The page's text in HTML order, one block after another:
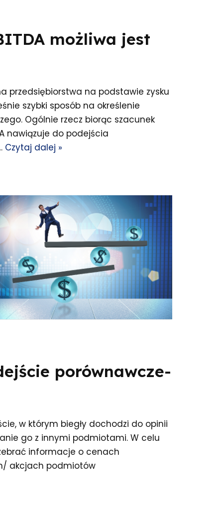
możliwa jest
przedsiębiorstwa na podstawie zysku
szybki sposób na określenie
Ogólnie rzecz biorąc szacunek
nawiązuje do podejścia
Czytaj dalej »
porównawcze-
w którym biegły dochodzi do opinii
go z innymi podmiotami. W celu
informacje o cenach
akcjach podmiotów